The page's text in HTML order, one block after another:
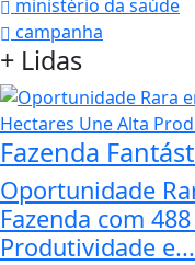
ministério da saúde
campanha
+ Lidas
Fazenda
Oportunidade
Fazenda com
Produtividade e...